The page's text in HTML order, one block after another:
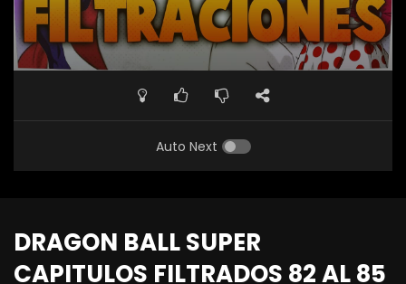
Auto Next
DRAGON BALL SUPER
CAPITULOS FILTRADOS 82 AL 85